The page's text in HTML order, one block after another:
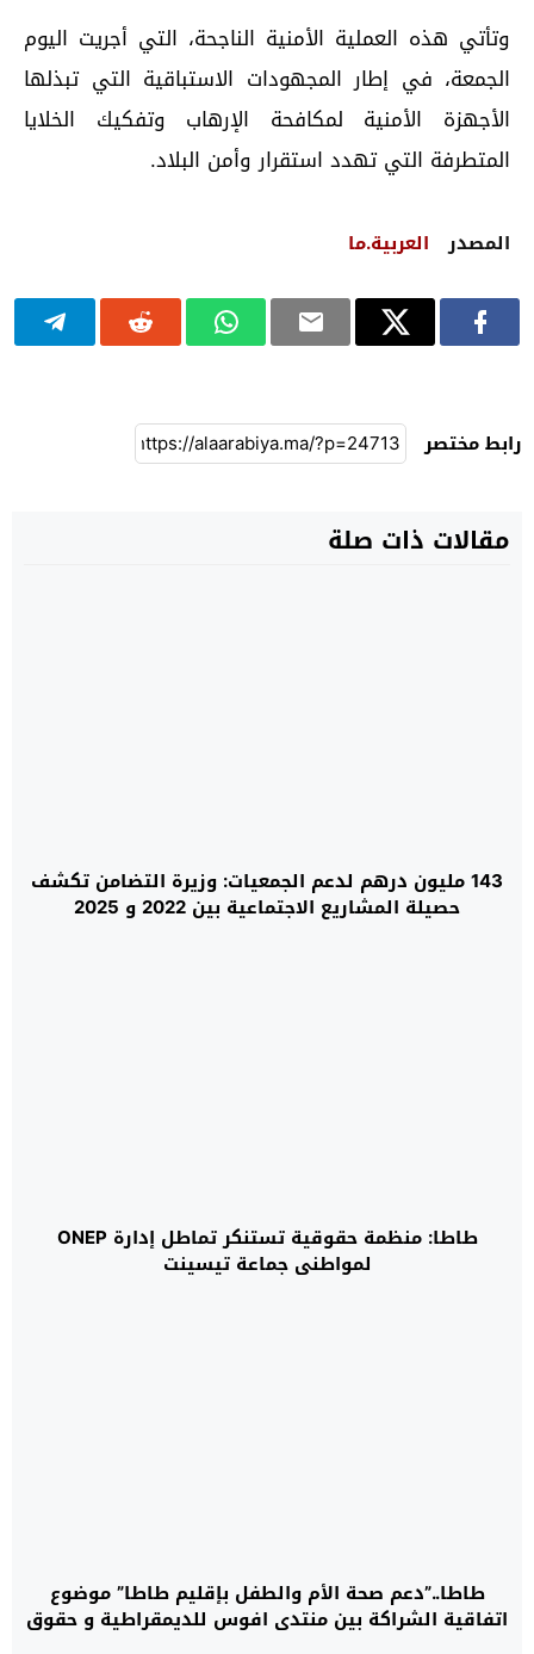
وتأتي هذه العملية الأمنية الناجحة، التي أجريت اليوم
الجمعة، في إطار المجهودات الاستباقية التي تبذلها
الأجهزة الأمنية لمكافحة الإرهاب وتفكيك الخلايا
المتطرفة التي تهدد استقرار وأمن البلاد.
المصدر العربية.ما
رابط مختصر
مقالات ذات صلة
143 مليون درهم لدعم الجمعيات: وزيرة التضامن تكشف
حصيلة المشاريع الاجتماعية بين 2022 و 2025
طاطا: منظمة حقوقية تستنكر تماطل إدارة ONEP
لمواطني جماعة تيسينت
طاطا..”دعم صحة الأم والطفل بإقليم طاطا” موضوع
اتفاقية الشراكة بين منتدى افوس للديمقراطية و حقوق